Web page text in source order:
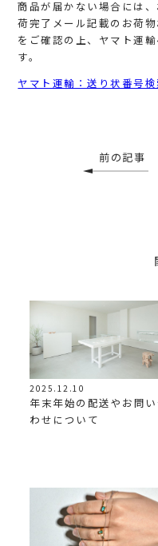
2025.12.10
年末年始の配送やお問
わせについて
商品が届かない場合には
荷完了メール記載のお荷
をご確認の上、ヤマト運
す。
ヤマト運輸：送り状番号
前の記事